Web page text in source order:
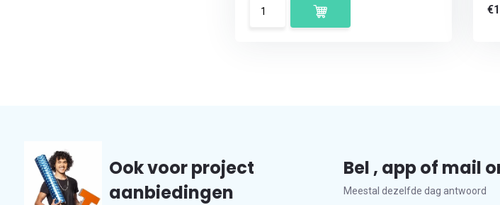
Ook voor project
aanbiedingen
Bel , app of mail
Meestal dezelfde dag antwoord